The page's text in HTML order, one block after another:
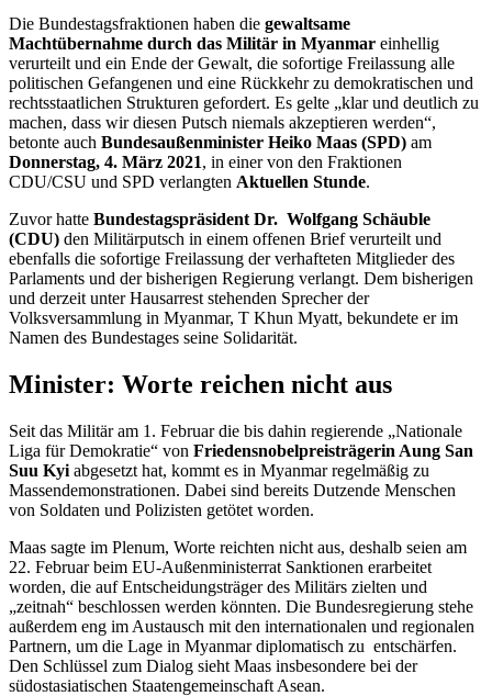
Die Bundestagsfraktionen haben die gewaltsame
Machtübernahme durch das Militär in Myanmar einhellig
verurteilt und ein Ende der Gewalt, die sofortige Freilassung alle
politischen Gefangenen und eine Rückkehr zu demokratischen und
rechtsstaatlichen Strukturen gefordert. Es gelte „klar und deutlich zu
machen, dass wir diesen Putsch niemals akzeptieren werden“,
betonte auch Bundesaußenminister Heiko Maas (SPD) am
Donnerstag, 4. März 2021, in einer von den Fraktionen
CDU/CSU und SPD verlangten Aktuellen Stunde.
Zuvor hatte Bundestagspräsident Dr. Wolfgang Schäuble
(CDU) den Militärputsch in einem offenen Brief verurteilt und
ebenfalls die sofortige Freilassung der verhafteten Mitglieder des
Parlaments und der bisherigen Regierung verlangt. Dem bisherigen
und derzeit unter Hausarrest stehenden Sprecher der
Volksversammlung in Myanmar, T Khun Myatt, bekundete er im
Namen des Bundestages seine Solidarität.
Minister: Worte reichen nicht aus
Seit das Militär am 1. Februar die bis dahin regierende „Nationale
Liga für Demokratie“ von Friedensnobelpreisträgerin Aung San
Suu Kyi abgesetzt hat, kommt es in Myanmar regelmäßig zu
Massendemonstrationen. Dabei sind bereits Dutzende Menschen
von Soldaten und Polizisten getötet worden.
Maas sagte im Plenum, Worte reichten nicht aus, deshalb seien am
22. Februar beim EU-Außenministerrat Sanktionen erarbeitet
worden, die auf Entscheidungsträger des Militärs zielten und
„zeitnah“ beschlossen werden könnten. Die Bundesregierung stehe
außerdem eng im Austausch mit den internationalen und regionalen
Partnern, um die Lage in Myanmar diplomatisch zu entschärfen.
Den Schlüssel zum Dialog sieht Maas insbesondere bei der
südostasiatischen Staatengemeinschaft Asean.